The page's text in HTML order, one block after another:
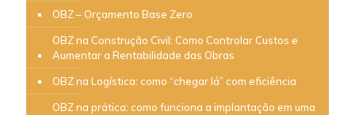
OBZ – Orçamento Base Zero
OBZ na Construção Civil: Como Controlar Custos e
Aumentar a Rentabilidade das Obras
OBZ na Logística: como “chegar lá” com eficiência
OBZ na prática: como funciona a implantação em uma